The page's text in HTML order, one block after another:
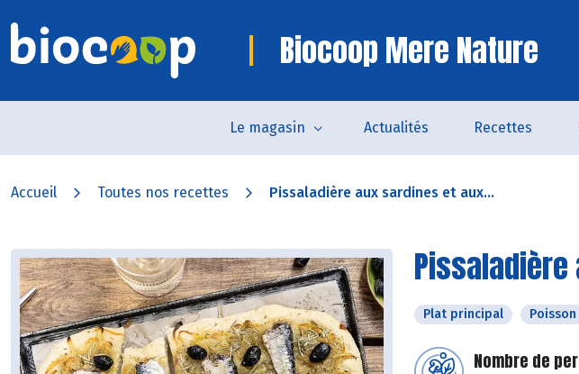
Biocoop Mere Nature
Le magasin Actualités Recettes
Accueil Toutes nos recettes Pissaladière aux sardines et aux...
Plat principal Poisson
Nombre de